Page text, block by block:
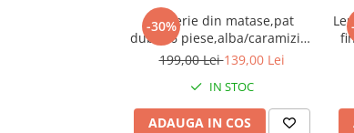
-30%
Lenjerie din matase,pat
dublu,6 piese,alba/caramiziu-
A861
199,00 Lei139,00 Lei
IN STOC
ADAUGA IN COS